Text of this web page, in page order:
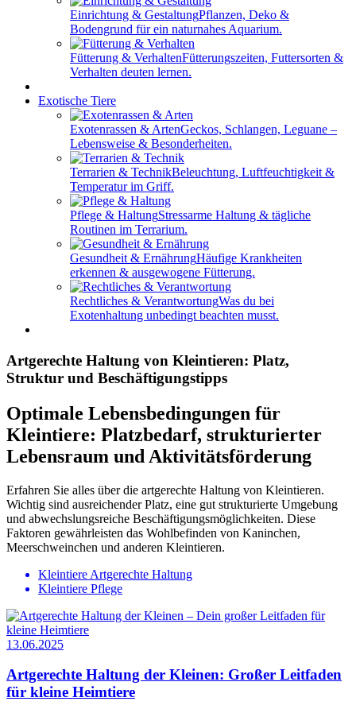
Einrichtung & GestaltungPflanzen, Deko &
Bodengrund für ein naturnahes Aquarium.
Fütterung & VerhaltenFütterungszeiten, Futtersorten &
Verhalten deuten lernen.
Exotische Tiere
Exotenrassen & ArtenGeckos, Schlangen, Leguane –
Lebensweise & Besonderheiten.
Terrarien & TechnikBeleuchtung, Luftfeuchtigkeit &
Temperatur im Griff.
Pflege & HaltungStressarme Haltung & tägliche
Routinen im Terrarium.
Gesundheit & ErnährungHäufige Krankheiten
erkennen & ausgewogene Fütterung.
Rechtliches & VerantwortungWas du bei
Exotenhaltung unbedingt beachten musst.
Artgerechte Haltung von Kleintieren: Platz,
Struktur und Beschäftigungstipps
Optimale Lebensbedingungen für
Kleintiere: Platzbedarf, strukturierter
Lebensraum und Aktivitätsförderung
Erfahren Sie alles über die artgerechte Haltung von Kleintieren.
Wichtig sind ausreichender Platz, eine gut strukturierte Umgebung
und abwechslungsreiche Beschäftigungsmöglichkeiten. Diese
Faktoren gewährleisten das Wohlbefinden von Kaninchen,
Meerschweinchen und anderen Kleintieren.
Kleintiere Artgerechte Haltung
Kleintiere Pflege
13.06.2025
Artgerechte Haltung der Kleinen: Großer Leitfaden
für kleine Heimtiere